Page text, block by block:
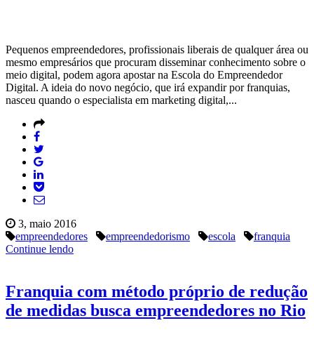
Pequenos empreendedores, profissionais liberais de qualquer área ou
mesmo empresários que procuram disseminar conhecimento sobre o
meio digital, podem agora apostar na Escola do Empreendedor
Digital. A ideia do novo negócio, que irá expandir por franquias,
nasceu quando o especialista em marketing digital,...
3, maio 2016
empreendedores
empreendedorismo escola
franquia
Continue lendo
Franquia com método próprio de redução
de medidas busca empreendedores no Rio